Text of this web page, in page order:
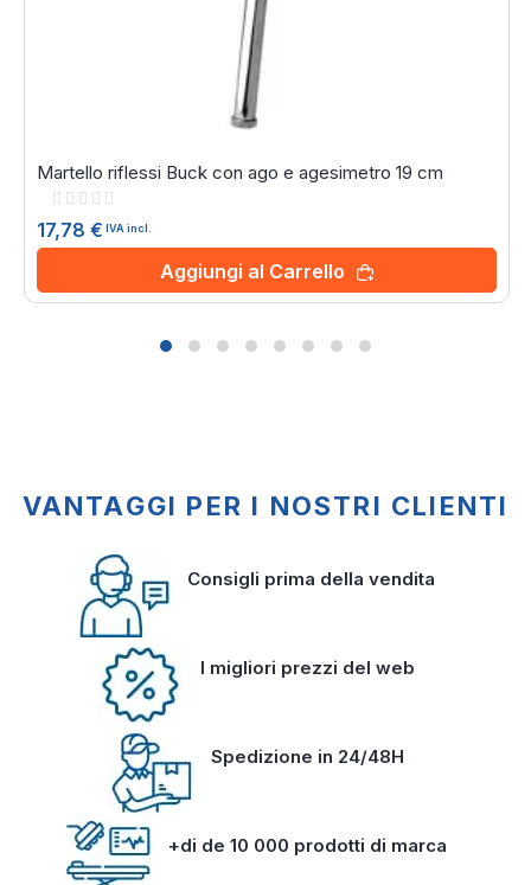
Martello riflessi Buck con ago e agesimetro 19 cm
Rating:
17,78 € IVA incl.
Aggiungi al Carrello
VANTAGGI PER I NOSTRI CLIENTI
Consigli prima della vendita
I migliori prezzi del web
Spedizione in 24/48H
+di de 10 000 prodotti di marca